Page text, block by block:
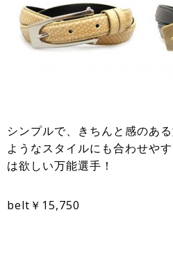
シンプルで、きちんと感のあ
ようなスタイルにも合わせや
は欲しい万能選手！
belt￥15,750